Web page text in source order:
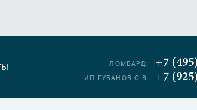
ЛОМБАРД: +7
ИП ГУБАНОВ С.В.: +7